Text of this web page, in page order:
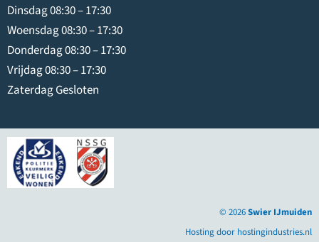
Dinsdag 08:30 – 17:30
Woensdag 08:30 – 17:30
Donderdag 08:30 – 17:30
Vrijdag 08:30 – 17:30
Zaterdag Gesloten
© 2026Swier IJmuiden
Hosting door hostingindustries.nl